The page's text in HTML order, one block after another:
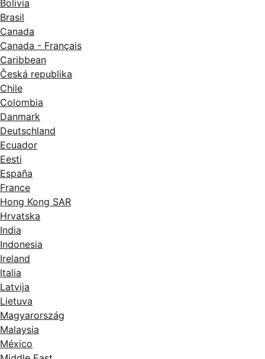
Bolivia
Brasil
Canada
Canada - Français
Caribbean
Česká republika
Chile
Colombia
Danmark
Deutschland
Ecuador
Eesti
España
France
Hong Kong SAR
Hrvatska
India
Indonesia
Ireland
Italia
Latvija
Lietuva
Magyarország
Malaysia
México